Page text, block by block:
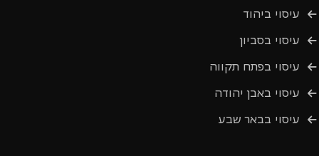
עיסוי ביהוד
עיסוי בסביון
עיסוי בפתח תקווה
עיסוי באבן יהודה
עיסוי בבאר שבע